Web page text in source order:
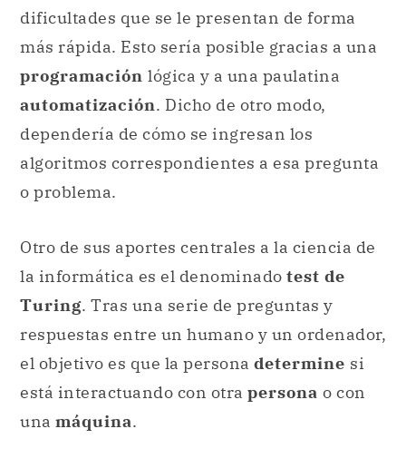
dificultades que se le presentan de forma
más rápida. Esto sería posible gracias a una
programación lógica y a una paulatina
automatización. Dicho de otro modo,
dependería de cómo se ingresan los
algoritmos correspondientes a esa pregunta
o problema.
Otro de sus aportes centrales a la ciencia de
la informática es el denominado test de
Turing. Tras una serie de preguntas y
respuestas entre un humano y un ordenador,
el objetivo es que la persona determine si
está interactuando con otra persona o con
una máquina.